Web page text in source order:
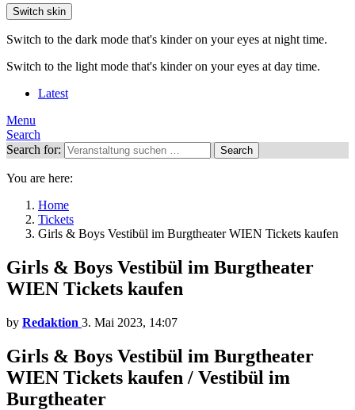
Switch skin
Switch to the dark mode that's kinder on your eyes at night time.
Switch to the light mode that's kinder on your eyes at day time.
Latest
Menu
Search
Search for:
Search
You are here:
Home
Tickets
Girls & Boys Vestibül im Burgtheater WIEN Tickets kaufen
Girls & Boys Vestibül im Burgtheater
WIEN Tickets kaufen
by Redaktion 3. Mai 2023, 14:07
Girls & Boys Vestibül im Burgtheater
WIEN Tickets kaufen / Vestibül im
Burgtheater